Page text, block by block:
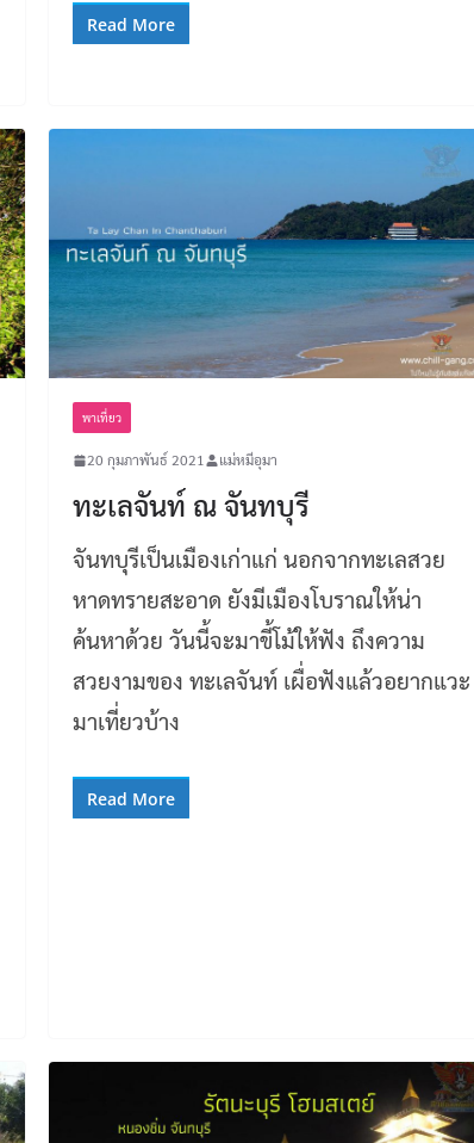
Read More
พาเที่ยว
20 กุมภาพันธ์ 2021 แม่หมีอุมา
ทะเลจันท์ ณ จันทบุรี
จันทบุรีเป็นเมืองเก่าแก่ นอกจากทะเลสวย
หาดทรายสะอาด ยังมีเมืองโบราณให้น่า
ค้นหาด้วย วันนี้จะมาขี้โม้ให้ฟัง ถึงความ
สวยงามของ ทะเลจันท์ เผื่อฟังแล้วอยากแวะ
มาเที่ยวบ้าง
Read More